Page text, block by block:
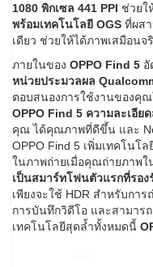
1080 พิกเซล 441 PPI ช่วยใ
พร้อมเทคโนโลยี OGS ที่ผส
เดียว ช่วยให้ได้ภาพเสมือนจ
ภายในของ OPPO Find 5 อั
หน่วยประมวลผล
ตอบสนองการใช้งานของคุ
OPPO Find 5 ความละเอีย
คุณ ได้คุณภาพที่ดีขึ้น และ
OPPO Find 5 เพิ่มเทคโนโ
ในภาพถ่ายเมื่อคุณถ่ายภาพ
เป็นสมาร์ทโฟนตัวแรกที่รอ
เพียงจะใช้ HDR สำหรับกา
การบันทึกวิดีโอ และสามาร
เทคโนโลยีสุดล้ำทั้งหมดนี้